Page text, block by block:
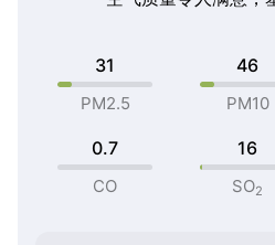
31
PM2.5
46
PM10
0.7
CO
16
SO2